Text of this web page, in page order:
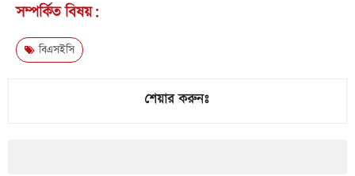
সম্পর্কিত বিষয়:
বিএসইসি
শেয়ার করুনঃ